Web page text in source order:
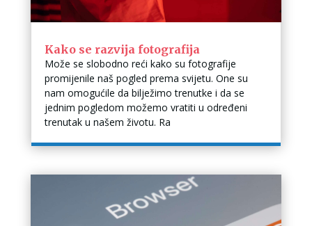
Kako se razvija fotografija
Može se slobodno reći kako su fotografije
promijenile naš pogled prema svijetu. One su
nam omogućile da bilježimo trenutke i da se
jednim pogledom možemo vratiti u određeni
trenutak u našem životu. Ra